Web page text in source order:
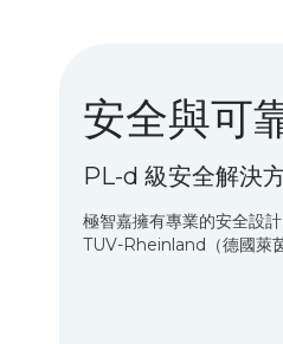
安全與可
PL-d 級安全解決
極智嘉擁有專業的安全設
TUV-Rheinland（德國萊